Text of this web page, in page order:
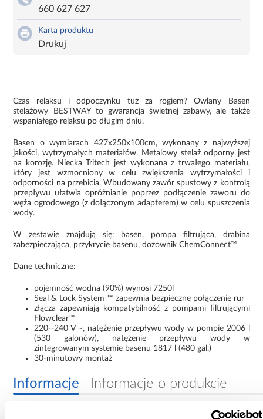
660 627 627
Karta produktu
Drukuj
Czas relaksu i odpoczynku tuż za rogiem? Owlany Basen
stelażowy BESTWAY to gwarancja świetnej zabawy, ale także
wspaniałego relaksu po długim dniu.
Basen o wymiarach 427x250x100cm, wykonany z najwyższej
jakości, wytrzymałych materiałów. Metalowy stelaż odporny jest
na korozję. Niecka Tritech jest wykonana z trwałego materiału,
który jest wzmocniony w celu zwiększenia wytrzymałości i
odporności na przebicia. Wbudowany zawór spustowy z kontrolą
przepływu ułatwia opróżnianie poprzez podłączenie zaworu do
węża ogrodowego (z dołączonym adapterem) w celu spuszczenia
wody.
W zestawie znajdują się: basen, pompa filtrująca, drabina
zabezpieczająca, przykrycie basenu, dozownik ChemConnect™
Dane techniczne:
pojemność wodna (90%) wynosi 7250l
Seal & Lock System ™ zapewnia bezpieczne połączenie rur
złącza zapewniają kompatybilność z pompami filtrującymi
Flowclear™
220--240 V ~, natężenie przepływu wody w pompie 2006 l
(530 galonów), natężenie przepływu wody w
zintegrowanym systemie basenu 1817 l (480 gal.)
30-minutowy montaż
Informacje Informacje o produkcie